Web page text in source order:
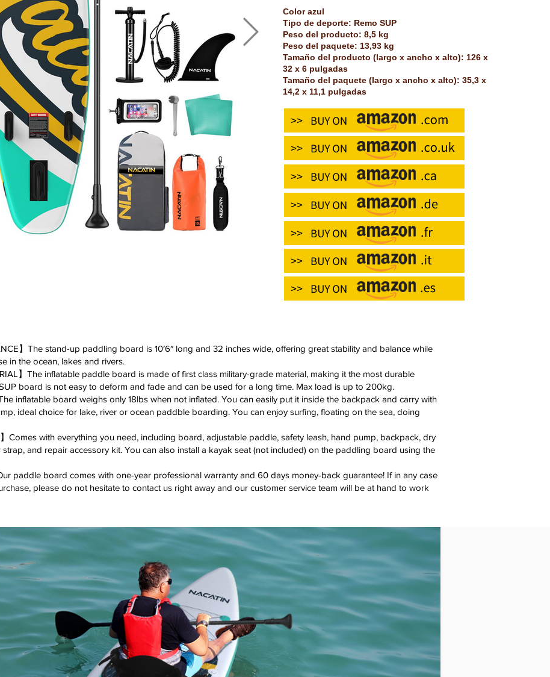
Color azul
Tipo de deporte: Remo SUP
Peso del producto: 8,5 kg
Peso del paquete: 13,93 kg
Tamaño del producto (largo x ancho x alto): 126 x
32 x 6 pulgadas
Tamaño del paquete (largo x ancho x alto): 35,3 x
14,2 x 11,1 pulgadas
】The stand-up paddling board is 10′6″ long and 32 inches wide, offering great stability and balance while
in the ocean, lakes and rivers.
】The inflatable paddle board is made of first class military-grade material, making it the most durable
board is not easy to deform and fade and can be used for a long time. Max load is up to 200kg.
inflatable board weighs only 18lbs when not inflated. You can easily put it inside the backpack and carry with
ideal choice for lake, river or ocean paddble boarding. You can enjoy surfing, floating on the sea, doing
Comes with everything you need, including board, adjustable paddle, safety leash, hand pump, backpack, dry
and repair accessory kit. You can also install a kayak seat (not included) on the paddling board using the
paddle board comes with one-year professional warranty and 60 days money-back guarantee! If in any case
please do not hesitate to contact us right away and our customer service team will be at hand to work